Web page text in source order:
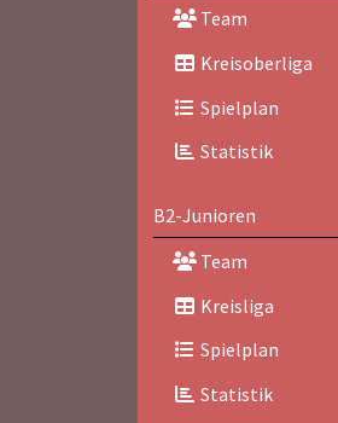
Team
Kreisoberliga
Spielplan
Statistik
B2-Junioren
Team
Kreisliga
Spielplan
Statistik